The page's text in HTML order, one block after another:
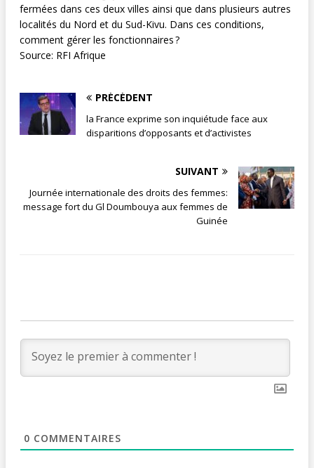
fermées dans ces deux villes ainsi que dans plusieurs autres
localités du Nord et du Sud-Kivu. Dans ces conditions,
comment gérer les fonctionnaires ?
Source: RFI Afrique
PRÉCÉDENT
la France exprime son inquiétude face aux
disparitions d’opposants et d’activistes
SUIVANT
Journée internationale des droits des femmes:
message fort du Gl Doumbouya aux femmes de
Guinée
0 COMMENTAIRES